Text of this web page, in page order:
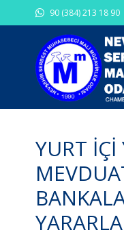
90 (384) 213 18 90
YURT İÇİ